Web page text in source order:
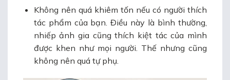
Không nên quá khiêm tốn nếu có người thích
tác phẩm của bạn. Điều này là bình thường,
nhiếp ảnh gia cũng thích kiệt tác của mình
được khen như mọi người. Thế nhưng cũng
không nên quá tự phụ.